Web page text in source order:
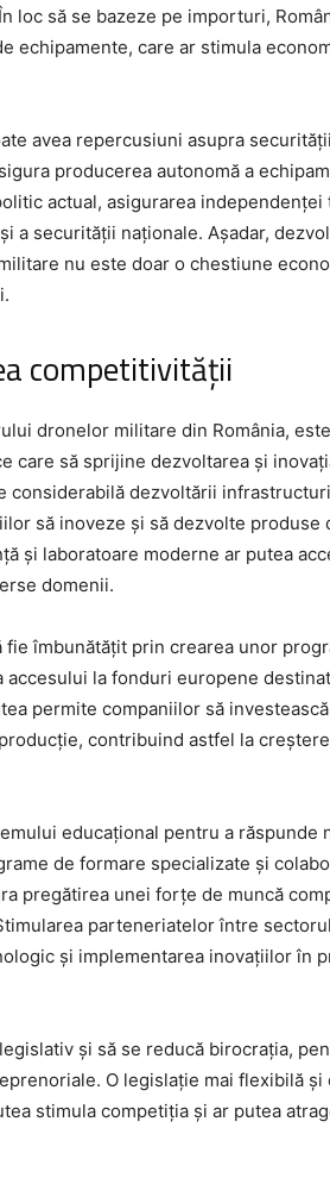
loc să se bazeze pe importuri,
echipamente, care ar stimula
avea repercusiuni asupra
producerea autonomă a
actual, asigurarea independenței
a securității naționale. Așadar,
nu este doar o chestiune
competitivității
dronelor militare din România,
care să sprijine dezvoltarea și
considerabilă dezvoltării
să inoveze și să dezvolte produse
și laboratoare moderne ar putea
domenii.
îmbunătățit prin crearea unor
la fonduri europene
permite companiilor să
contribuind astfel la
educațional pentru a răspunde
de formare specializate și
pregătirea unei forțe de muncă
parteneriatelor între
și implementarea inovațiilor în
și să se reducă birocrația,
O legislație mai flexibilă și
stimula competiția și ar putea